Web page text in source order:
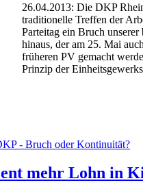
26.04.2013: Die DKP
traditionelle Treffen der
Parteitag ein Bruch
hinaus, der am 25. Mai
früheren PV gemacht
Prinzip der
- Bruch oder Kontinuität?
mehr Lohn in